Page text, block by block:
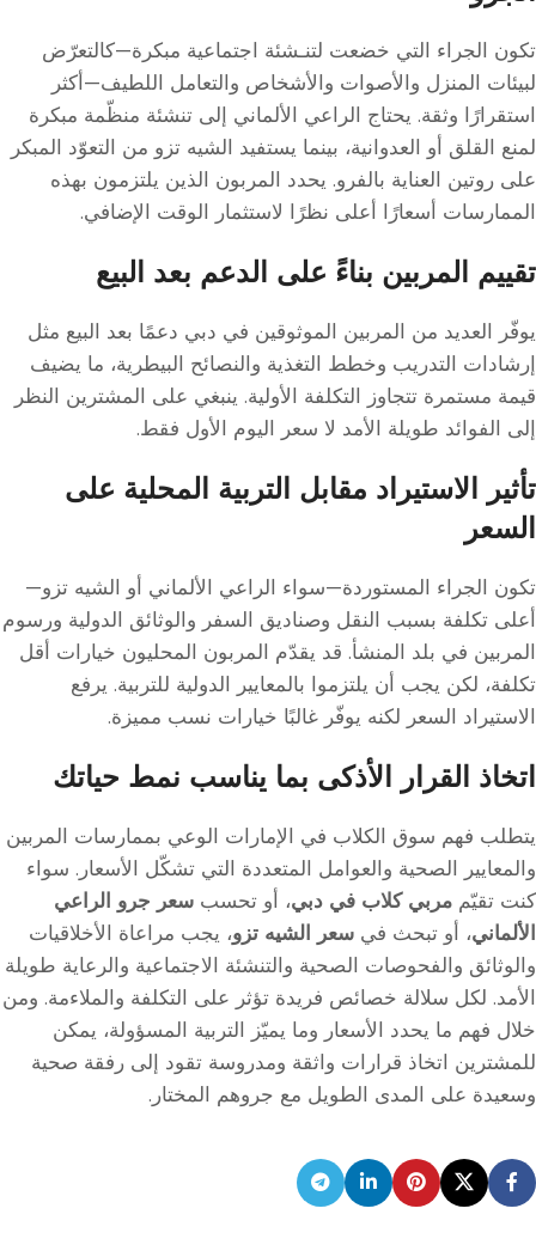
تكون الجراء التي خضعت لتنـشئة اجتماعية مبكرة—كالتعرّض
لبيئات المنزل والأصوات والأشخاص والتعامل اللطيف—أكثر
استقرارًا وثقة. يحتاج الراعي الألماني إلى تنشئة منظّمة مبكرة
لمنع القلق أو العدوانية، بينما يستفيد الشيه تزو من التعوّد المبكر
على روتين العناية بالفرو. يحدد المربون الذين يلتزمون بهذه
الممارسات أسعارًا أعلى نظرًا لاستثمار الوقت الإضافي.
تقييم المربين بناءً على الدعم بعد البيع
يوفّر العديد من المربين الموثوقين في دبي دعمًا بعد البيع مثل
إرشادات التدريب وخطط التغذية والنصائح البيطرية، ما يضيف
قيمة مستمرة تتجاوز التكلفة الأولية. ينبغي على المشترين النظر
إلى الفوائد طويلة الأمد لا سعر اليوم الأول فقط.
تأثير الاستيراد مقابل التربية المحلية على
السعر
تكون الجراء المستوردة—سواء الراعي الألماني أو الشيه تزو—
أعلى تكلفة بسبب النقل وصناديق السفر والوثائق الدولية ورسوم
المربين في بلد المنشأ. قد يقدّم المربون المحليون خيارات أقل
تكلفة، لكن يجب أن يلتزموا بالمعايير الدولية للتربية. يرفع
الاستيراد السعر لكنه يوفّر غالبًا خيارات نسب مميزة.
اتخاذ القرار الأذكى بما يناسب نمط حياتك
يتطلب فهم سوق الكلاب في الإمارات الوعي بممارسات المربين
والمعايير الصحية والعوامل المتعددة التي تشكّل الأسعار. سواء
كنت تقيّم مربي كلاب في دبي، أو تحسب سعر جرو الراعي
الألماني، أو تبحث في سعر الشيه تزو، يجب مراعاة الأخلاقيات
والوثائق والفحوصات الصحية والتنشئة الاجتماعية والرعاية طويلة
الأمد. لكل سلالة خصائص فريدة تؤثر على التكلفة والملاءمة. ومن
خلال فهم ما يحدد الأسعار وما يميّز التربية المسؤولة، يمكن
للمشترين اتخاذ قرارات واثقة ومدروسة تقود إلى رفقة صحية
وسعيدة على المدى الطويل مع جروهم المختار.